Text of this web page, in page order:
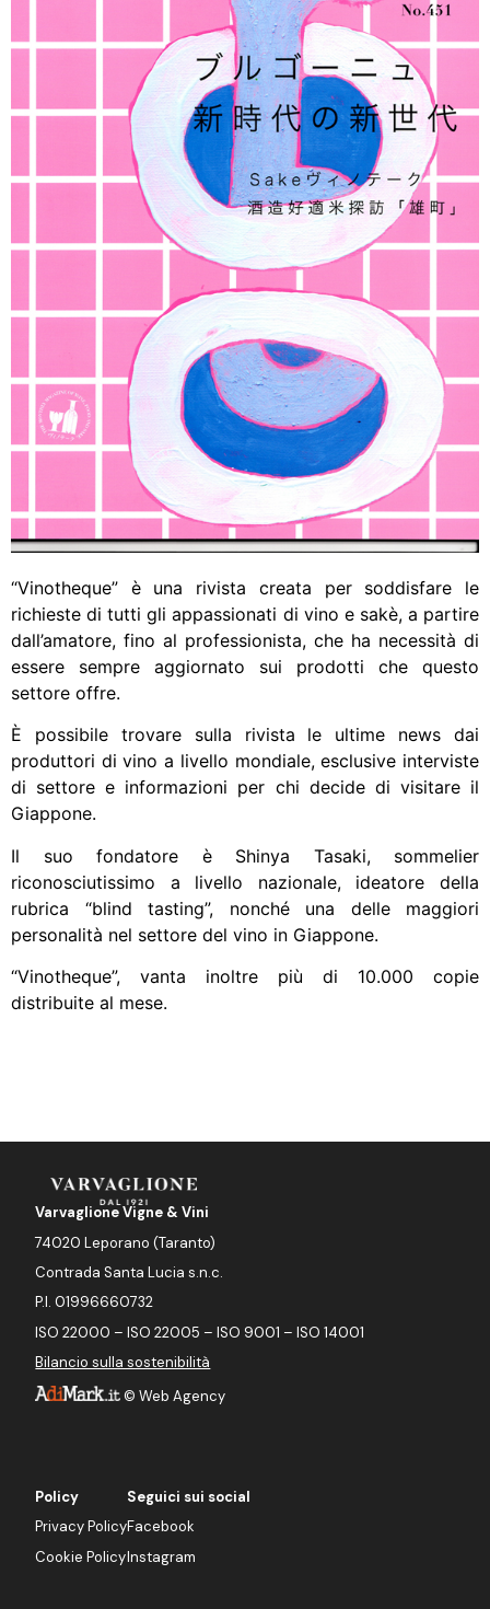
“Vinotheque” è una rivista creata per soddisfare le
richieste di tutti gliappassionati di vino e sakè, a partire
dall’amatore, fino al professionista, che ha necessità di
essere sempre aggiornato sui prodotti che questo
settore offre.
È possibile trovare sulla rivista le ultime news dai
produttori di vino a livello mondiale, esclusive interviste
di settore e informazioni per chi decide di visitare il
Giappone.
Il suo fondatore è Shinya Tasaki, sommelier
riconosciutissimo a livello nazionale, ideatore della
rubrica “blind tasting”, nonché una delle maggiori
personalità nel settore del vino in Giappone.
“Vinotheque”, vanta inoltre più di 10.000 copie
distribuite al mese.
©Web Agency
Varvaglione Vigne & Vini
74020 Leporano (Taranto)
Contrada Santa Lucia s.n.c.
P.I. 01996660732
ISO 22000 – ISO 22005 – ISO 9001 – ISO 14001
Bilancio sulla sostenibilità
Policy
Privacy Policy
Cookie Policy
Seguici sui social
Facebook
Instagram